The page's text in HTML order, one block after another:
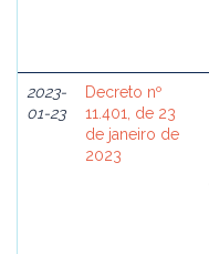
2023-
01-23
Decreto nº
11.401, de 23
de janeiro de
2023